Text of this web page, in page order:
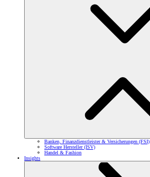
Banken, Finanzdienstleister & Versicherungen (FSI)
Software Hersteller (ISV)
Handel & Fashion
Insights